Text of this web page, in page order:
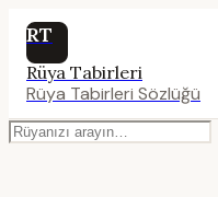
RT
Rüya Tabirleri
Rüya Tabirleri Sözlüğü